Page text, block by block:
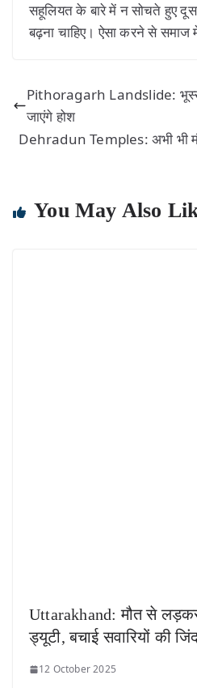
सहूलियत के बारे में न सोचते हुए
बढ़ना चाहिए। ऐसा करने से समाज
Pithoragarh Landslide:
जाएंगे होश
Dehradun Temples: अभी भी
You May Also
Uttarakhand: मौत से लड़कर
ड्यूटी, बचाई सवारियों की
12 October 2025